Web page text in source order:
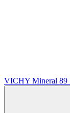
VICHY Mineral 89